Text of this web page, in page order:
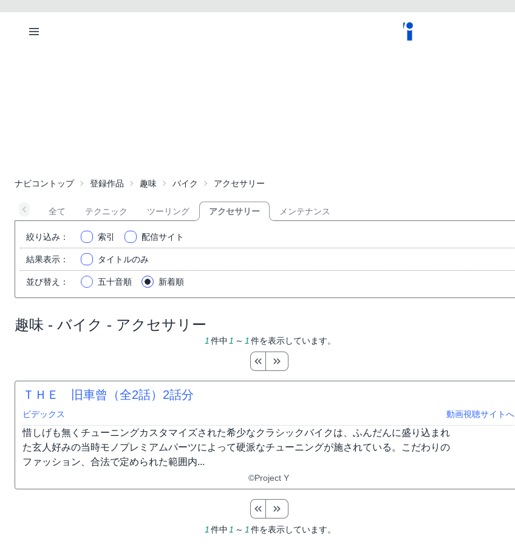
ナビコントップ 登録作品 趣味 バイク アクセサリー
全て テクニック ツーリング アクセサリー メンテナンス
絞り込み ： 索引 配信サイト
結果表示 ： タイトルのみ
並び替え ： 五十音順 新着順
趣味 - バイク - アクセサリー
1 件中 1 ～ 1 件を表示しています。
ＴＨＥ 旧車曾（全2話） 2話分
ビデックス 動画視聴サイトへ
惜しげも無くチューニングカスタマイズされた希少なクラシックバイクは、ふんだんに盛り込まれ
た玄人好みの当時モノプレミアムパーツによって硬派なチューニングが施されている。こだわりの
ファッション、合法で定められた範囲内...
©Project Y
1 件中 1 ～ 1 件を表示しています。